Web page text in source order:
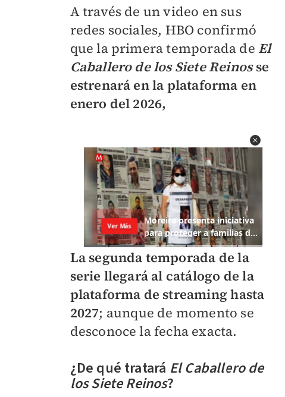
A través de un video en sus
redes sociales, HBO confirmó
que la primera temporada de El
Caballero de los Siete Reinosse
estrenará en la plataforma en
enero del 2026,
La segunda temporada de la
serie llegará al catálogo de la
plataforma de streaming hasta
2027; aunque de momento se
desconoce la fecha exacta.
¿De qué tratará El Caballero de
los Siete Reinos?